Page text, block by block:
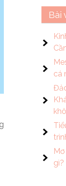
Bài
cá